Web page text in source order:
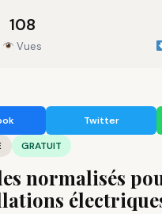
108
Vues
Twitter
GRATUIT
normalisés